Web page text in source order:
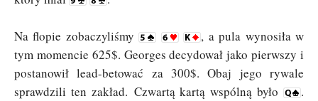
Na flopie zobaczyliśmy
, a pula wynosiła w
tym momencie 625$. Georges decydował jako pierwszy i
postanowił lead-betować za 300$. Obaj jego rywale
sprawdzili ten zakład. Czwartą kartą wspólną było
.